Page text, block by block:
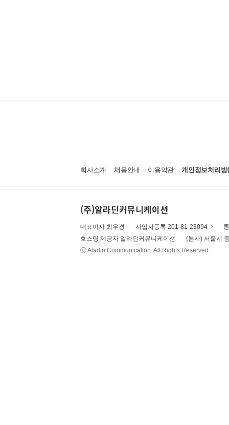
회사소개 채용안내 이용약관 개인정보처리방
(주)알라딘커뮤니케이션
대표이사 최우경 사업자등록 201-81-23094
호스팅 제공자 알라딘커뮤니케이션
(본사) 서울시
ⓒ Aladin Communication. All Rights Reserved.